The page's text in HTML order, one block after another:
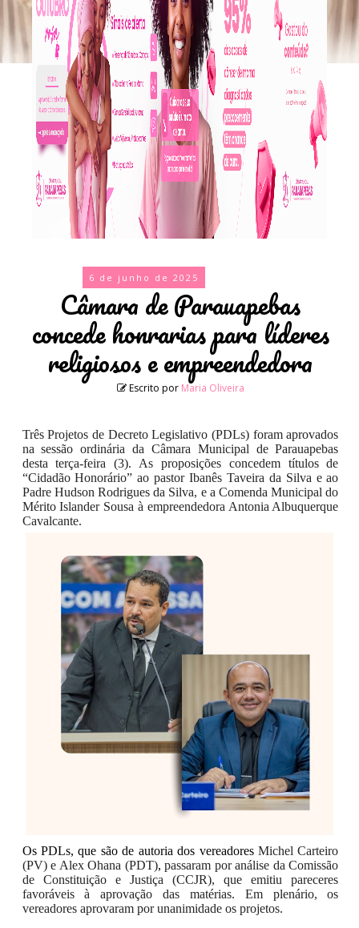
6 de junho de 2025
Câmara de Parauapebas
concede honrarias para líderes
religiosos e empreendedora
Escrito por Maria Oliveira
Três Projetos de Decreto Legislativo (PDLs) foram aprovados
na sessão ordinária da Câmara Municipal de Parauapebas
desta terça-feira (3). As proposições concedem títulos de
“Cidadão Honorário” ao pastor Ibanês Taveira da Silva e ao
Padre Hudson Rodrigues da Silva, e a Comenda Municipal do
Mérito Islander Sousa à empreendedora Antonia Albuquerque
Cavalcante.
Os PDLs, que são de autoria dos vereadores Michel Carteiro
(PV) e Alex Ohana (PDT),passaram por análise da Comissão
de Constituição e Justiça (CCJR), que emitiu pareceres
favoráveis à aprovação das matérias. Em plenário, os
vereadores aprovaram por unanimidade os projetos.